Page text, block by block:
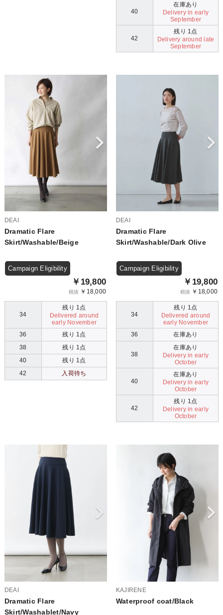
40
在庫あり
Delivery in early
September
42
残り 1点
Delivery around late
September
DEAI
Dramatic Flare
Skirt/Washable/Beige
Campaign Eligibility
￥19,800
税抜 ￥18,000
34
残り 1点
Delivered around
early November
36
残り 1点
38
残り 1点
40
残り 1点
42
入荷待ち
DEAI
Dramatic Flare
Skirt/Washable/Dark Olive
Campaign Eligibility
￥19,800
税抜 ￥18,000
34
残り 1点
Delivered around
early November
36
在庫あり
38
在庫あり
Delivery in early
October
40
在庫あり
Delivery in early
October
42
残り 1点
Delivery in early
October
DEAI
Dramatic Flare
Skirt/Washablet/Navy
KAJIRENE
Waterproof coat/Black